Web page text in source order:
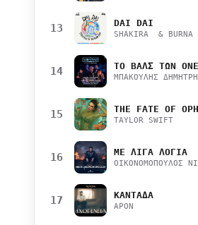
13 DAI DAI
SHAKIRA & BURNA
14
15 THE FATE OF
TAYLOR SWIFT
16 ΜΕ ΛΙΓΑ ΛΟΓΙΑ
ΟΙΚΟΝΟΜΟΠΟΥΛΟΣ
17 ΚΑΝΤΑΔΑ
APON